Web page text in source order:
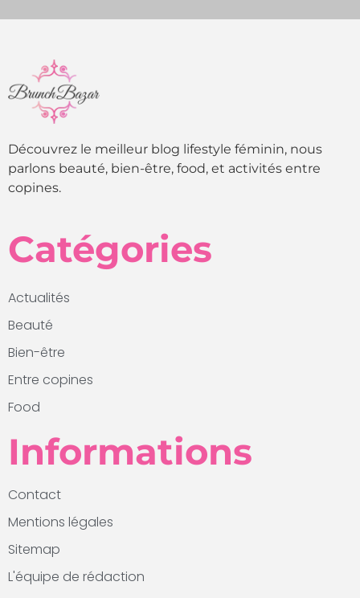
Découvrez le meilleur blog lifestyle féminin, nous
parlons beauté, bien-être, food, et activités entre
copines.
Catégories
Actualités
Beauté
Bien-être
Entre copines
Food
Informations
Contact
Mentions légales
Sitemap
L'équipe de rédaction